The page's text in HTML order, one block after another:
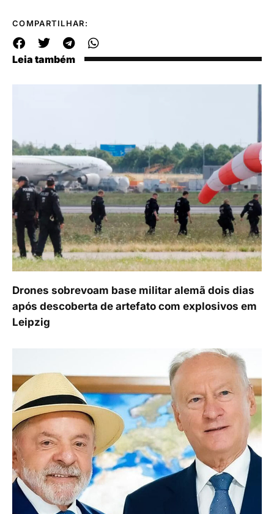
COMPARTILHAR:
Leia também
Drones sobrevoam base militar alemã dois dias
após descoberta de artefato com explosivos em
Leipzig